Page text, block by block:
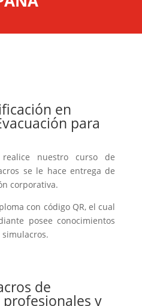
en
para
nuestro curso de
se le hace entrega de
corporativa.
con código QR, el cual
posee conocimientos
de
y